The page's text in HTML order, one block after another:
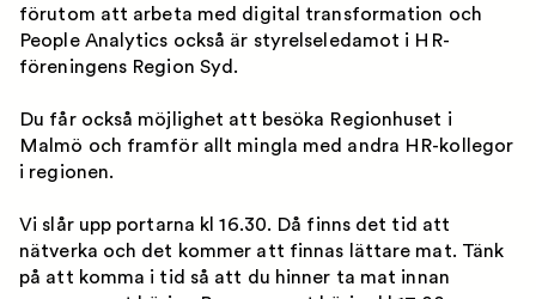
förutom att arbeta med digital transformation och
People Analytics också är styrelseledamot i HR-
föreningens Region Syd.
Du får också möjlighet att besöka Regionhuset i
Malmö och framför allt mingla med andra HR-kollegor
i regionen.
Vi slår upp portarna kl 16.30. Då finns det tid att
nätverka och det kommer att finnas lättare mat. Tänk
på att komma i tid så att du hinner ta mat innan